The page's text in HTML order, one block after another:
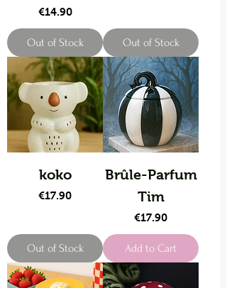
Price
€14.90
Out of Stock Out of Stock
koko
Price
€17.90
Out of Stock
Brûle-Parfum
Tim
Price
€17.90
Add to Cart